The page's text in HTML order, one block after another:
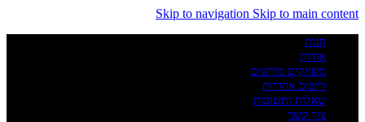
Skip to navigation Skip to main content
חנות
אודות
משווקים מורשים
רישום אחריות
שאלות ותשובות
צור קשר